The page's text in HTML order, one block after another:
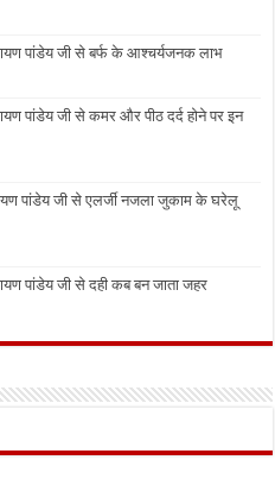
पांडेय जी से बर्फ के आश्चर्यजनक लाभ
पांडेय जी से कमर और पीठ दर्द होने पर इन
पांडेय जी से एलर्जी नजला जुकाम के घरेलू
पांडेय जी से दही कब बन जाता जहर